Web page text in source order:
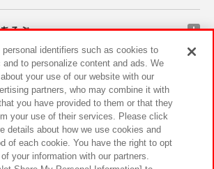
そぶ
ンペーン
サステナビリティ サイトポリシー
ー ウェブアクセシビリティ方針と検証結果
personal identifiers such as cookies to
to personalize content and ads. We
your use of our website with our
partners, who may combine it with
you have provided to them or that they
your use of their services. Please click
details about how we use cookies and
of each cookie. You have the right to opt
your information with our partners.